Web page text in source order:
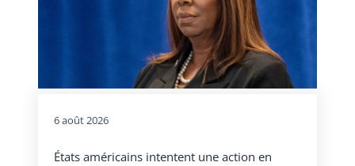
6 août 2026
États américains intentent une action en